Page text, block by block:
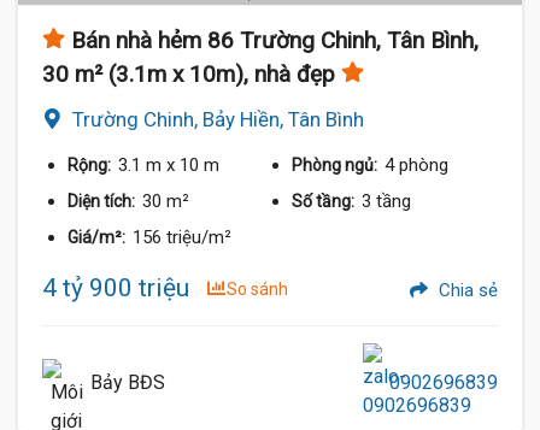
Bán nhà hẻm 86 Trường Chinh, Tân Bình,
30 m² (3.1m x 10m), nhà đẹp
Trường Chinh, Bảy Hiền, Tân Bình
Rộng: 3.1 m x 10 m Phòng ngủ: 4 phòng
Diện tích: 30 m² Số tầng: 3 tầng
Giá/m²: 156 triệu/m²
4 tỷ 900 triệu So sánh Chia sẻ
Bảy BĐS 0902696839